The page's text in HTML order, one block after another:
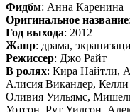
Фидбм: Анна Каренина
Оригинальное название
Год выхода: 2012
Жанр: драма,
Режиссер: Джо Райт
В ролях: Кира Найтли,
Алисия Викандер,
Оливия Уильямс,